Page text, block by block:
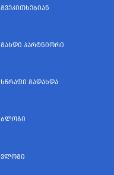
ᲒᲕᲔᲙᲘᲗᲮᲔᲑᲘᲐᲜ
ᲒᲐᲮᲓᲘ ᲞᲐᲠᲢᲜᲘᲝᲠᲘ
ᲡᲬᲠᲐᲤᲘ ᲒᲐᲓᲐᲮᲓᲐ
ᲑᲚᲝᲒᲘ
ᲕᲚᲝᲒᲘ